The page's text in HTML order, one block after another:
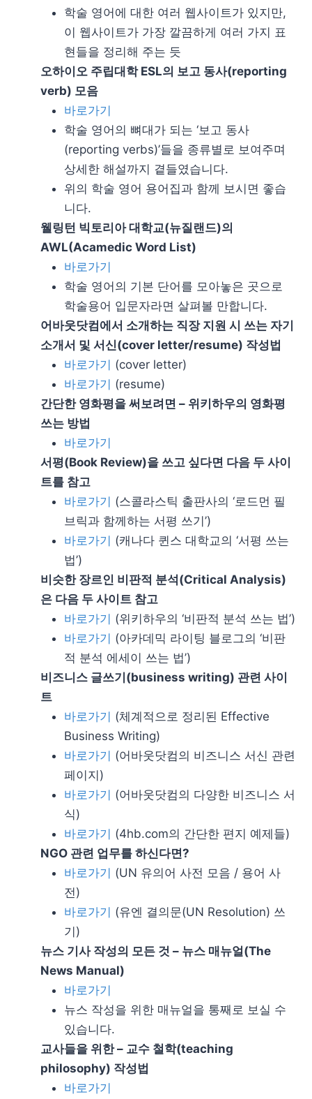
학술 영어에 대한 여러 웹사이트가 있지만,
이 웹사이트가 가장 깔끔하게 여러 가지 표
현들을 정리해 주는 듯
오하이오 주립대학 ESL의 보고 동사(reporting
verb) 모음
바로가기
학술 영어의 뼈대가 되는 ‘보고 동사
(reporting verbs)’들을 종류별로 보여주며
상세한 해설까지 곁들였습니다.
위의 학술 영어 용어집과 함께 보시면 좋습
니다.
웰링턴 빅토리아 대학교(뉴질랜드)의
AWL(Acamedic Word List)
바로가기
학술 영어의 기본 단어를 모아놓은 곳으로
학술용어 입문자라면 살펴볼 만합니다.
어바웃닷컴에서 소개하는 직장 지원 시 쓰는 자기
소개서 및 서신(cover letter/resume) 작성법
바로가기 (cover letter)
바로가기 (resume)
간단한 영화평을 써보려면 – 위키하우의 영화평
쓰는 방법
바로가기
서평(Book Review)을 쓰고 싶다면 다음 두 사이
트를 참고
바로가기 (스콜라스틱 출판사의 ‘로드먼 필
브릭과 함께하는 서평 쓰기’)
바로가기 (캐나다 퀸스 대학교의 ‘서평 쓰는
법’)
비슷한 장르인 비판적 분석(Critical Analysis)
은 다음 두 사이트 참고
바로가기 (위키하우의 ‘비판적 분석 쓰는 법’)
바로가기 (아카데믹 라이팅 블로그의 ‘비판
적 분석 에세이 쓰는 법’)
비즈니스 글쓰기(business writing) 관련 사이
트
바로가기 (체계적으로 정리된 Effective
Business Writing)
바로가기 (어바웃닷컴의 비즈니스 서신 관련
페이지)
바로가기 (어바웃닷컴의 다양한 비즈니스 서
식)
바로가기 (4hb.com의 간단한 편지 예제들)
NGO 관련 업무를 하신다면?
바로가기 (UN 유의어 사전 모음 / 용어 사
전)
바로가기 (유엔 결의문(UN Resolution) 쓰
기)
뉴스 기사 작성의 모든 것 – 뉴스 매뉴얼(The
News Manual)
바로가기
뉴스 작성을 위한 매뉴얼을 통째로 보실 수
있습니다.
교사들을 위한 – 교수 철학(teaching
philosophy) 작성법
바로가기